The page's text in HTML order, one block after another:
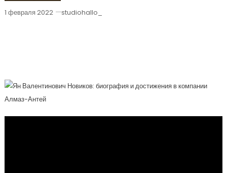
1 февраля 2022 studiohallo_